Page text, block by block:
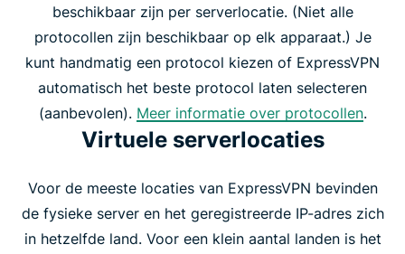
beschikbaar zijn per serverlocatie. (Niet alle
protocollen zijn beschikbaar op elk apparaat.) Je
kunt handmatig een protocol kiezen of ExpressVPN
automatisch het beste protocol laten selecteren
(aanbevolen). Meer informatie over protocollen.
Virtuele serverlocaties
Voor de meeste locaties van ExpressVPN bevinden
de fysieke server en het geregistreerde IP-adres zich
in hetzelfde land. Voor een klein aantal landen is het